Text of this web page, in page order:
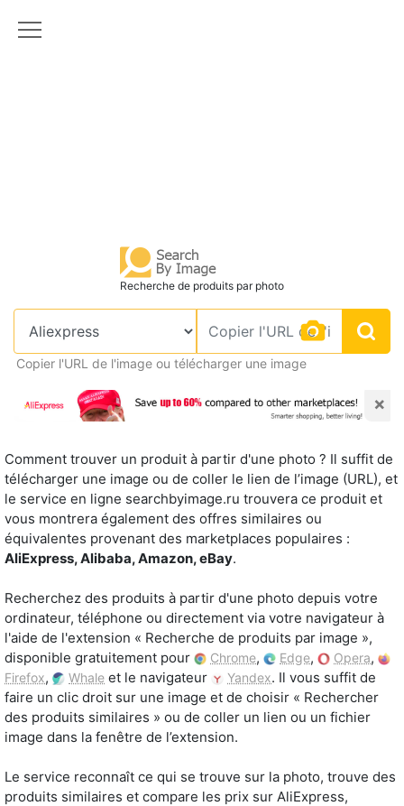
Recherche de produits par photo
Copier l'URL de l'image ou télécharger une image
×
Comment trouver un produit à partir d'une photo ? Il suffit de
télécharger une image ou de coller le lien de l’image (URL), et
le service en ligne searchbyimage.ru trouvera ce produit et
vous montrera également des offres similaires ou
équivalentes provenant des marketplaces populaires :
AliExpress, Alibaba, Amazon, eBay.
Recherchez des produits à partir d'une photo depuis votre
ordinateur, téléphone ou directement via votre navigateur à
l'aide de l'extension « Recherche de produits par image »,
disponible gratuitement pour
Chrome, Edge, Opera,
Firefox, Whale et le navigateur Yandex. Il vous suffit de
faire un clic droit sur une image et de choisir « Rechercher
des produits similaires » ou de coller un lien ou un fichier
image dans la fenêtre de l’extension.
Le service reconnaît ce qui se trouve sur la photo, trouve des
produits similaires et compare les prix sur AliExpress,